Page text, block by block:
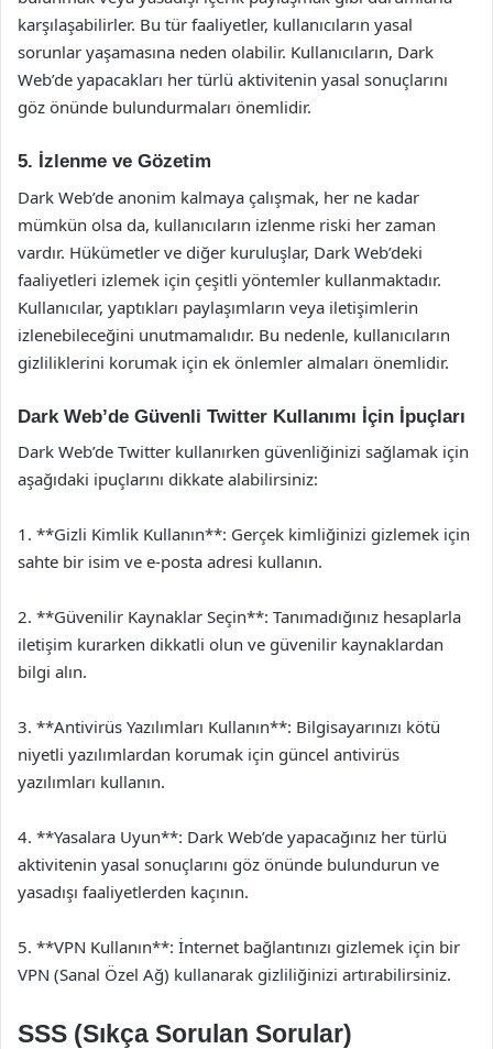
karşılaşabilirler. Bu tür faaliyetler, kullanıcıların yasal
sorunlar yaşamasına neden olabilir. Kullanıcıların, Dark
Web’de yapacakları her türlü aktivitenin yasal sonuçlarını
göz önünde bulundurmaları önemlidir.
5. İzlenme ve Gözetim
Dark Web’de anonim kalmaya çalışmak, her ne kadar
mümkün olsa da, kullanıcıların izlenme riski her zaman
vardır. Hükümetler ve diğer kuruluşlar, Dark Web’deki
faaliyetleri izlemek için çeşitli yöntemler kullanmaktadır.
Kullanıcılar, yaptıkları paylaşımların veya iletişimlerin
izlenebileceğini unutmamalıdır. Bu nedenle, kullanıcıların
gizliliklerini korumak için ek önlemler almaları önemlidir.
Dark Web’de Güvenli Twitter Kullanımı İçin İpuçları
Dark Web’de Twitter kullanırken güvenliğinizi sağlamak için
aşağıdaki ipuçlarını dikkate alabilirsiniz:
1. **Gizli Kimlik Kullanın**: Gerçek kimliğinizi gizlemek için
sahte bir isim ve e-posta adresi kullanın.
2. **Güvenilir Kaynaklar Seçin**: Tanımadığınız hesaplarla
iletişim kurarken dikkatli olun ve güvenilir kaynaklardan
bilgi alın.
3. **Antivirüs Yazılımları Kullanın**: Bilgisayarınızı kötü
niyetli yazılımlardan korumak için güncel antivirüs
yazılımları kullanın.
4. **Yasalara Uyun**: Dark Web’de yapacağınız her türlü
aktivitenin yasal sonuçlarını göz önünde bulundurun ve
yasadışı faaliyetlerden kaçının.
5. **VPN Kullanın**: İnternet bağlantınızı gizlemek için bir
VPN (Sanal Özel Ağ) kullanarak gizliliğinizi artırabilirsiniz.
SSS (Sıkça Sorulan Sorular)